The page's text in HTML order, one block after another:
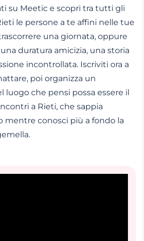
su Meetic e scopri tra tutti gli
le persone a te affini nelle tue
una giornata, oppure
duratura amicizia, una storia
incontrollata. Iscriviti ora a
poi organizza un
che pensi possa essere il
a Rieti, che sappia
mentre conosci più a fondo la